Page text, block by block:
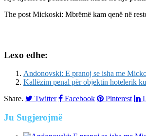
The post Mickoski: Mbrëmë kam qenë në
Lexo edhe:
Andonovski: E pranoj se isha me
Kallëzim penal për objektin hotelerik
Share.
Twitter Facebook Pinterest
Ju Sugjerojmë